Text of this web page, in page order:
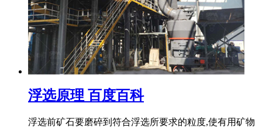
浮选原理 百度百科
浮选前矿石要磨碎到符合浮选所要求的粒度,使有用矿物